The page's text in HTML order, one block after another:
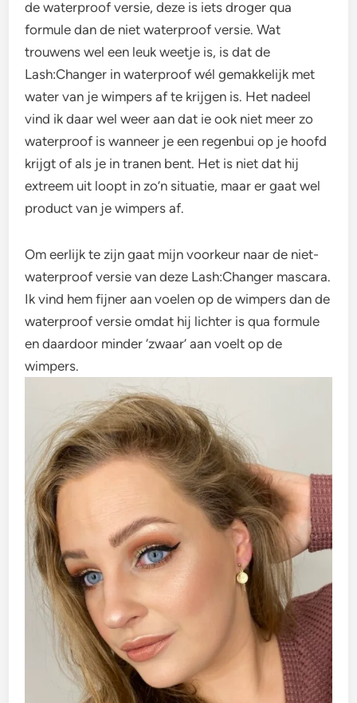
de waterproof versie, deze is iets droger qua
formule dan de niet waterproof versie. Wat
trouwens wel een leuk weetje is, is dat de
Lash:Changer in waterproof wél gemakkelijk met
water van je wimpers af te krijgen is. Het nadeel
vind ik daar wel weer aan dat ie ook niet meer zo
waterproof is wanneer je een regenbui op je hoofd
krijgt of als je in tranen bent. Het is niet dat hij
extreem uit loopt in zo’n situatie, maar er gaat wel
product van je wimpers af.
Om eerlijk te zijn gaat mijn voorkeur naar de niet-
waterproof versie van deze Lash:Changer mascara.
Ik vind hem fijner aan voelen op de wimpers dan de
waterproof versie omdat hij lichter is qua formule
en daardoor minder ‘zwaar’ aan voelt op de
wimpers.